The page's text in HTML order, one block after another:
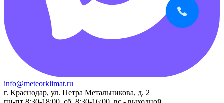
info@meteorklimat.ru
г. Краснодар, ул. Петра Метальникова, д. 2